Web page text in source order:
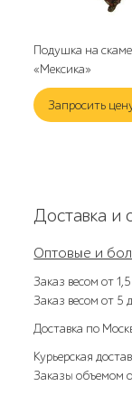
Подушка на
«Мексика»
Запросить
Доставка и
Оптовые и
Заказ весом от
Заказ весом от 5
Доставка по
Курьерская
Заказы объемом